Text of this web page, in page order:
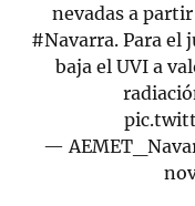
nevadas a
#Navarra. Para el
baja el UVI a
—